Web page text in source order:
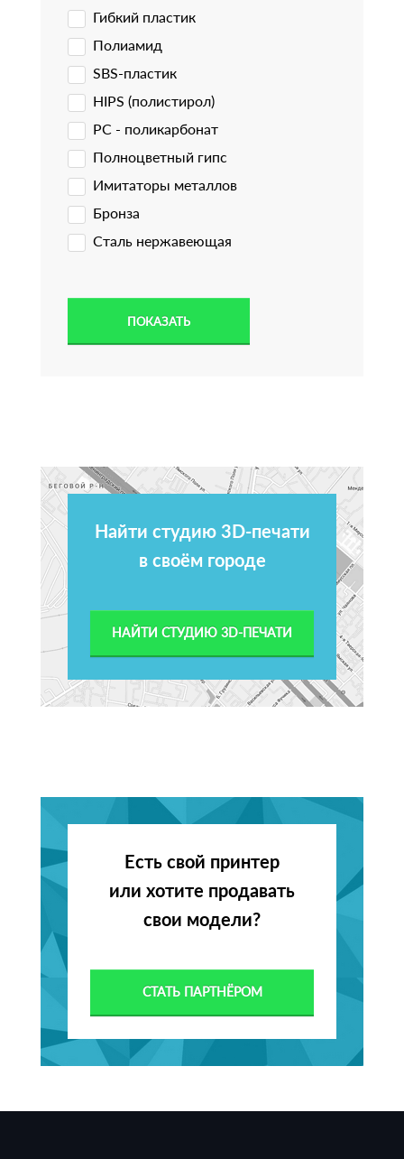
Гибкий пластик
Полиамид
SBS-пластик
HIPS (полистирол)
PC - поликарбонат
Полноцветный гипс
Имитаторы металлов
Бронза
Сталь нержавеющая
Найти студию 3D-печати
в своём городе
НАЙТИ СТУДИЮ 3D-ПЕЧАТИ
Есть свой принтер
или хотите продавать
свои модели?
СТАТЬ ПАРТНЁРОМ